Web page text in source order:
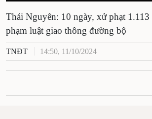
Thái Nguyên: 10 ngày, xử phạt
phạm luật giao thông đường bộ
TNĐT 14:50, 11/10/2024